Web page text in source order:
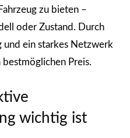
zu bieten –
oder Zustand. Durch
und ein starkes Netzwerk
Preis.
wichtig ist